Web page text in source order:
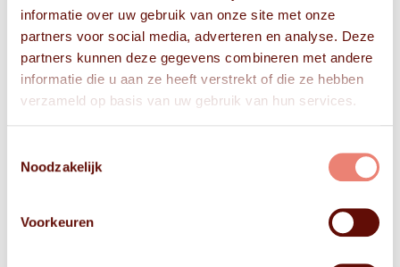
informatie over uw gebruik van onze site met onze
partners voor social media, adverteren en analyse. Deze
partners kunnen deze gegevens combineren met andere
informatie die u aan ze heeft verstrekt of die ze hebben
verzameld op basis van uw gebruik van hun services.
Noodzakelijk
Voorkeuren